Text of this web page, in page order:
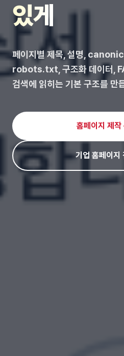
있게
페이지별 제목, 설명,
robots.txt, 구조화 데이터,
검색에 읽히는 기본 구조를 만
홈페이지 제작
기업 홈페이지